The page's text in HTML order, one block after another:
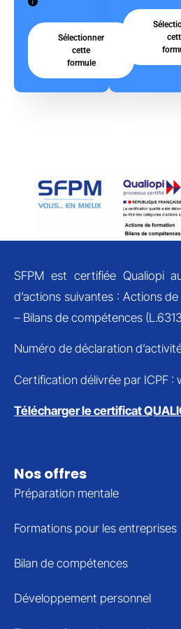
Sélectionner
cette
formule
SFPM est certifiée Qualiopi
d’actions suivantes : Actions
– Bilans de compétences
Numéro de déclaration
Certification délivrée par ICPF
Télécharger le certificat
Nos offres
Préparation mentale
Formations pour les entreprises
Bilan de compétences
Développement personnel